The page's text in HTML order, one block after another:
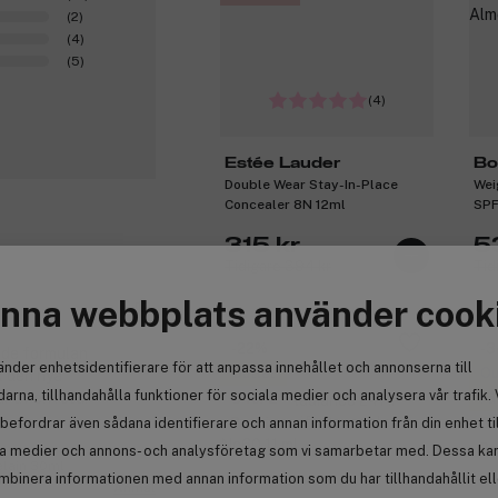
webbplats använder
enhetsidentifierare för att anpassa innehållet och annonserna till
tillhandahålla funktioner för sociala medier och analysera vår trafik.
även sådana identifierare och annan information från din enhet
medier och annons- och analysföretag som vi samarbetar med. Dessa
informationen med annan information som du har tillhandahållit
(4)
Estée Lauder
Double Wear Stay-In-Place
Concealer 8N 12ml
315 kr
Outlet
3 för 2
Premium
Få
3
(2)
(4)
(5)
0
formulan
nya
av en retur
30ml
Anmäl